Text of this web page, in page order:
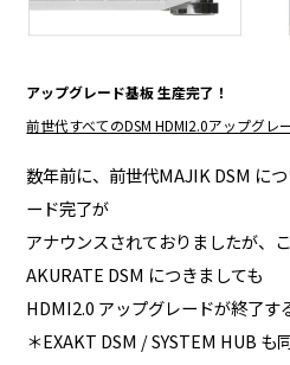
アップグレード基板 生産完了！
前世代すべてのDSM HDMI2.0アップグレ
数年前に、前世代MAJIK DSM に
ード完了が
アナウンスされておりましたが、
AKURATE DSM につきましても
HDMI2.0 アップグレードが終了す
＊EXAKT DSM / SYSTEM HUB も